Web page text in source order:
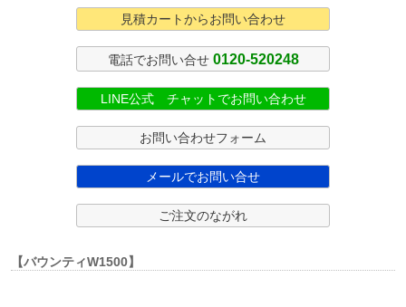
見積カートからお問い合わせ
電話でお問い合せ 0120-520248
LINE公式 チャットでお問い合わせ
お問い合わせフォーム
メールでお問い合せ
ご注文のながれ
【バウンティW1500】